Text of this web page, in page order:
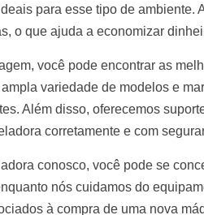
para esse tipo de ambiente.
o que ajuda a economizar
você pode encontrar as
variedade de modelos e
Além disso, oferecemos
corretamente e com
conosco, você pode se
nós cuidamos do
à compra de uma nova